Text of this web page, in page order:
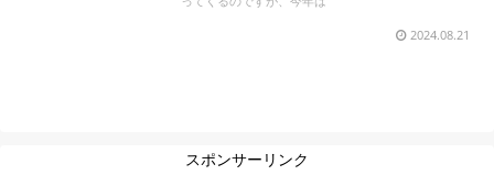
2024.08.21
スポンサーリンク